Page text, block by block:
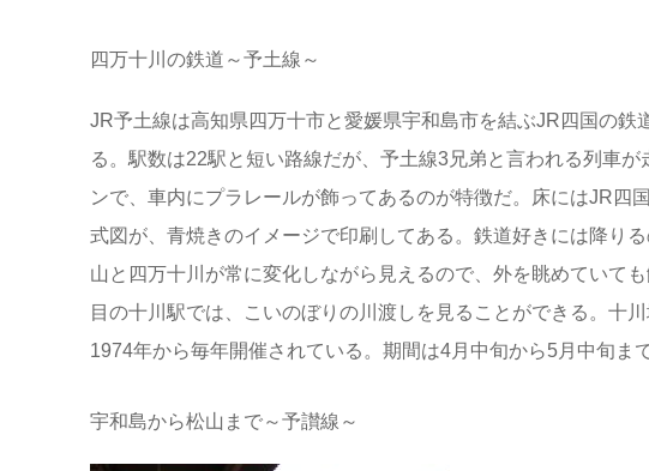
四万十川の鉄道～予土線～
JR予土線は高知県四万十市と愛媛県宇和島市を結ぶJR四国の
る。駅数は22駅と短い路線だが、予土線3兄弟と言われる列車
ンで、車内にプラレールが飾ってあるのが特徴だ。床にはJR四
式図が、青焼きのイメージで印刷してある。鉄道好きには降り
山と四万十川が常に変化しながら見えるので、外を眺めていて
目の十川駅では、こいのぼりの川渡しを見ることができる。十
1974年から毎年開催されている。期間は4月中旬から5月中旬まで
宇和島から松山まで～予讃線～